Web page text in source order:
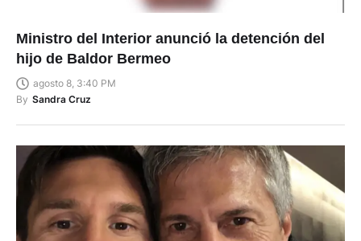
Ministro del Interior anunció la detención del
hijo de Baldor Bermeo
agosto 8, 3:40 PM
By Sandra Cruz